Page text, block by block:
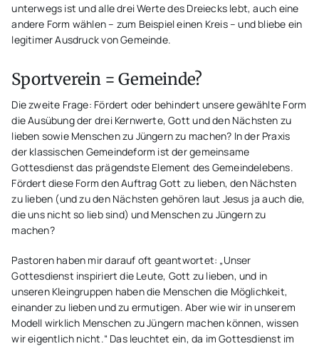
unterwegs ist und alle drei Werte des Dreiecks lebt, auch eine
andere Form wählen – zum Beispiel einen Kreis – und bliebe ein
legitimer Ausdruck von Gemeinde.
Sportverein = Gemeinde?
Die zweite Frage: Fördert oder behindert unsere gewählte Form
die Ausübung der drei Kernwerte, Gott und den Nächsten zu
lieben sowie Menschen zu Jüngern zu machen? In der Praxis
der klassischen Gemeindeform ist der gemeinsame
Gottesdienst das prägendste Element des Gemeindelebens.
Fördert diese Form den Auftrag Gott zu lieben, den Nächsten
zu lieben (und zu den Nächsten gehören laut Jesus ja auch die,
die uns nicht so lieb sind) und Menschen zu Jüngern zu
machen?
Pastoren haben mir darauf oft geantwortet: „Unser
Gottesdienst inspiriert die Leute, Gott zu lieben, und in
unseren Kleingruppen haben die Menschen die Möglichkeit,
einander zu lieben und zu ermutigen. Aber wie wir in unserem
Modell wirklich Menschen zu Jüngern machen können, wissen
wir eigentlich nicht.“ Das leuchtet ein, da im Gottesdienst im